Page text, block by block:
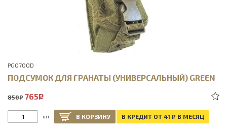
PG070OD
ПОДСУМОК ДЛЯ ГРАНАТЫ (УНИВЕРСАЛЬНЫЙ) GREEN
850Р 765Р
шт В КОРЗИНУ В КРЕДИТ ОТ 41 Р В МЕСЯЦ